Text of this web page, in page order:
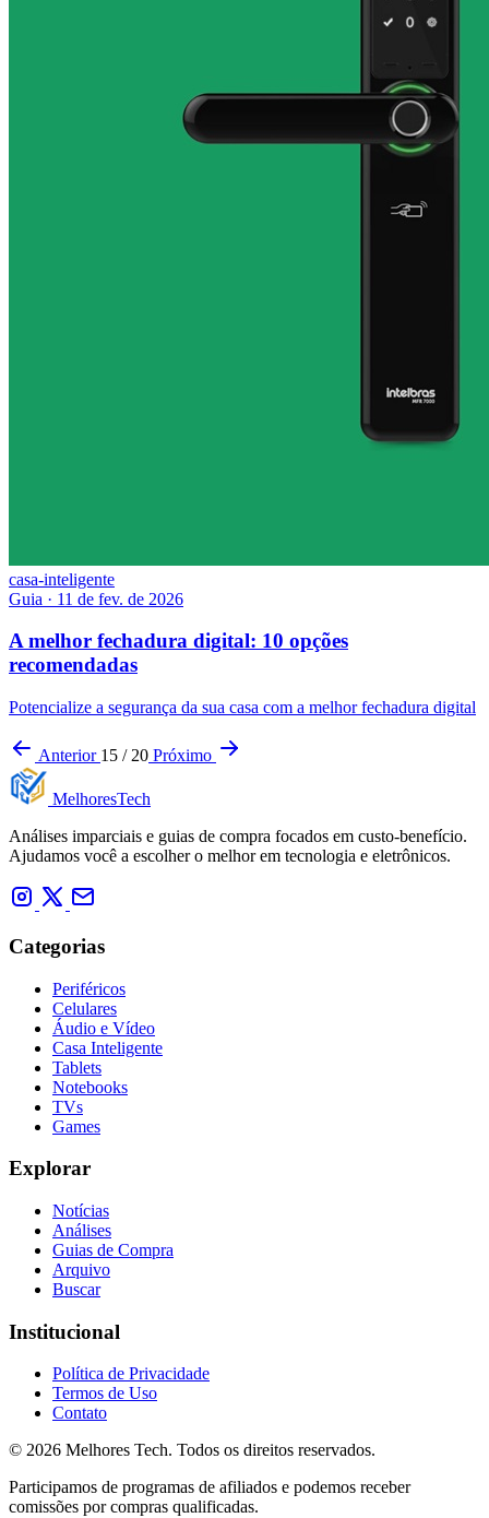
casa-inteligente
Guia · 11 de fev. de 2026
A melhor fechadura digital: 10 opções
recomendadas
Potencialize a segurança da sua casa com a melhor fechadura digital
Anterior 15 / 20 Próximo
MelhoresTech
Análises imparciais e guias de compra focados em custo-benefício.
Ajudamos você a escolher o melhor em tecnologia e eletrônicos.
Categorias
Periféricos
Celulares
Áudio e Vídeo
Casa Inteligente
Tablets
Notebooks
TVs
Games
Explorar
Notícias
Análises
Guias de Compra
Arquivo
Buscar
Institucional
Política de Privacidade
Termos de Uso
Contato
© 2026 Melhores Tech. Todos os direitos reservados.
Participamos de programas de afiliados e podemos receber
comissões por compras qualificadas.